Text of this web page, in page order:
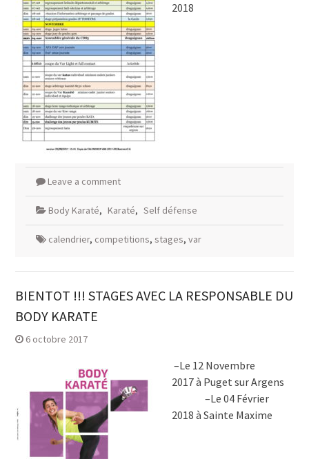
2018
Leave a comment
Body Karaté, Karaté, Self défense
calendrier, competitions, stages, var
BIENTOT !!! STAGES AVEC LA RESPONSABLE DU
BODY KARATE
6 octobre 2017
–Le 12 Novembre
2017 à Puget sur Argens
–Le 04 Février
2018 à Sainte Maxime